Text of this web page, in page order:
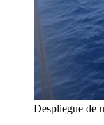
Despliegue de